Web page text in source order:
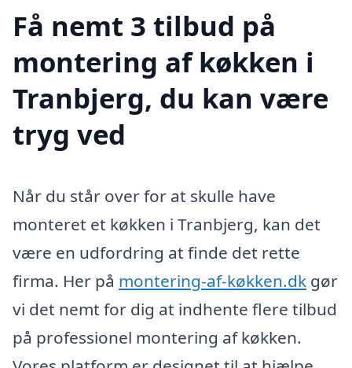
Få nemt 3 tilbud på
montering af køkken i
Tranbjerg, du kan være
tryg ved
Når du står over for at skulle have
monteret et køkken i Tranbjerg, kan det
være en udfordring at finde det rette
firma. Her på montering-af-køkken.dk gør
vi det nemt for dig at indhente flere tilbud
på professionel montering af køkken.